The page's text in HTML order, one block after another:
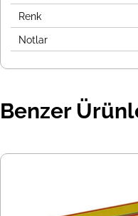
Renk
Notlar
Benzer